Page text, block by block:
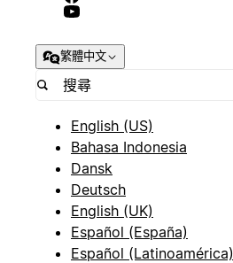
繁體中文
English (US)
Bahasa Indonesia
Dansk
Deutsch
English (UK)
Español (España)
Español (Latinoamérica)